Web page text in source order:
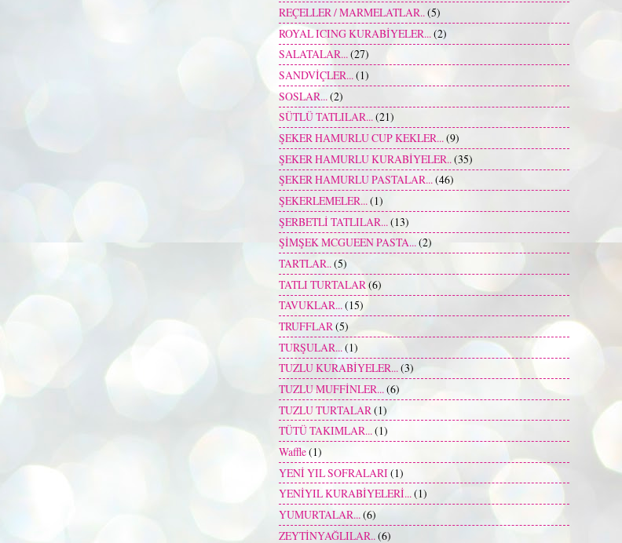
REÇELLER / MARMELATLAR..(5)
ROYAL ICING KURABİYELER...(2)
SALATALAR...(27)
SANDVİÇLER...(1)
SOSLAR... (2)
SÜTLÜ TATLILAR...(21)
ŞEKER HAMURLU CUP KEKLER...(9)
ŞEKER HAMURLU KURABİYELER.. (35)
ŞEKER HAMURLU PASTALAR...(46)
ŞEKERLEMELER...(1)
ŞERBETLİ TATLILAR... (13)
ŞİMŞEK MCGUEEN PASTA...(2)
TARTLAR..(5)
TATLI TURTALAR (6)
TAVUKLAR...(15)
TRUFFLAR(5)
TURŞULAR... (1)
TUZLU KURABİYELER...(3)
TUZLU MUFFİNLER...(6)
TUZLU TURTALAR (1)
TÜTÜ TAKIMLAR...(1)
Waffle(1)
YENİ YIL SOFRALARI(1)
YENİYIL KURABİYELERİ...(1)
YUMURTALAR...(6)
ZEYTİNYAĞLILAR.. (6)